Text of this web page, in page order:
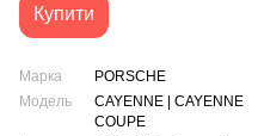
Купити
Марка
PORSCHE
Модель
CAYENNE | CAYENNE
COUPE